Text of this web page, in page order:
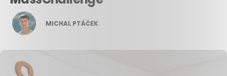
MICHAL PTÁČEK